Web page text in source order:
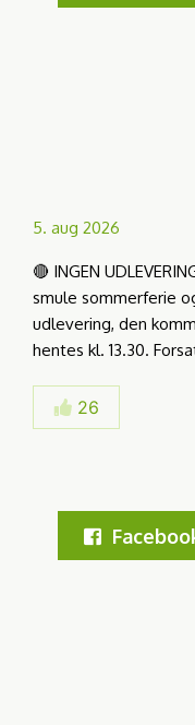
5. aug 2026
🔴 INGEN
smule sommerferie
udlevering, den
hentes kl. 13.30.
26